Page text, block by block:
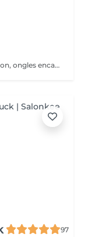
Évaluation des pieds, observant tout condition, ongles encarnes, cour, callosités ! En cas de infections, champignons, micose ou les problèmes cotanés, recomandez une visite chez le podologue si necessaire. Desinfection des Pieds avec solution antiseptique. Retrait du Vernis Précédent avec un dissolvant pour nettoyer complètement les ongles des pieds. Coupez, desencarnes et Modelez les ongles avec une pance et lime, Pousses les Cuticules avec batone pour repousser doucement vers l'arrière et coupez les excès, Coupez avec bisturi les callosites si necessaire Traitement avec une rape pour eliminer les cellules mortes et les callosites, sans besoin d'immersion dans l'eau. Application d'un gommage supplementaire si necessaire. Hydratation Intense avec crème et les cuticules pour maintenir la peau douce, Appliquez une base transparent pour protéger les ongles. Attendez suffisamment de tempos pour sèc
97